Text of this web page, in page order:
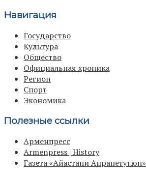
Навигация
Государство
Культура
Общество
Официальная хроника
Регион
Спорт
Экономика
Полезные ссылки
Арменпресс
Armenpress | History
Газета «Айастани Анрапетутюн»